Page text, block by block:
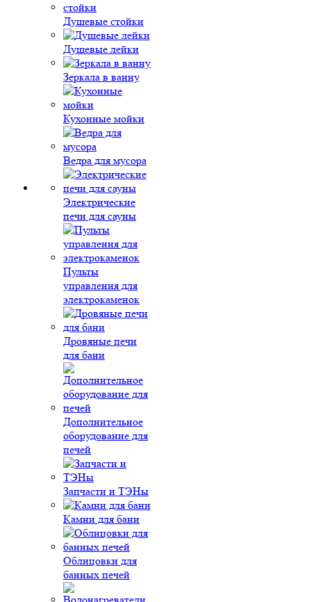
Душевые стойки
Душевые лейки
Зеркала в ванну
Кухонные мойки
Ведра для мусора
Электрические
печи для сауны
Пульты
управления для
электрокаменок
Дровяные печи
для бани
Дополнительное
оборудование для
печей
Запчасти и ТЭНы
Камни для бани
Облицовки для
банных печей